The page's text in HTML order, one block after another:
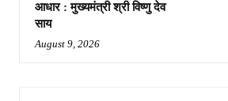
आधार : मुख्यमंत्री श्री विष्णु देव
साय
August 9, 2026